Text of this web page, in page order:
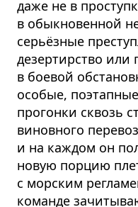
даже не в
в обыкновенной
серьёзные
дезертирство или
в боевой
особые,
прогонки сквозь
виновного
и на каждом он
новую порцию
с морским
команде